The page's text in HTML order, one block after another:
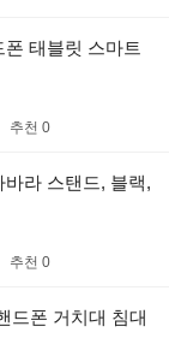
태블릿 스마트
추천 0
라 스탠드, 블랙,
추천 0
드폰 거치대 침대